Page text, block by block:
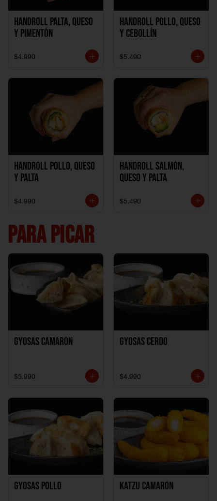
Handroll Palta, Queso
y Pimentón
$4.990
Handroll Pollo, Queso
y Cebollín
$5.490
Handroll Pollo, Queso
y Palta
$4.990
Handroll Salmón,
Queso y Palta
$5.490
PARA PICAR
Gyosas Camarón
$5.990
Gyosas Cerdo
$4.990
Gyosas Pollo Katzu Camarón